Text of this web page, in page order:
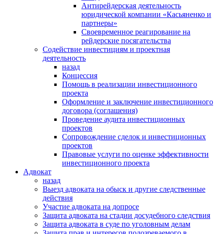
Антирейдерская деятельность
юридической компании «Касьяненко и
партнеры»
Своевременное реагирование на
рейдерские посягательства
Содействие инвестициям и проектная
деятельность
назад
Концессия
Помощь в реализации инвестиционного
проекта
Оформление и заключение инвестиционного
договора (соглашения)
Проведение аудита инвестиционных
проектов
Сопровождение сделок и инвестиционных
проектов
Правовые услуги по оценке эффективности
инвестиционного проекта
Адвокат
назад
Выезд адвоката на обыск и другие следственные
действия
Участие адвоката на допросе
Защита адвоката на стадии досудебного следствия
Защита адвоката в суде по уголовным делам